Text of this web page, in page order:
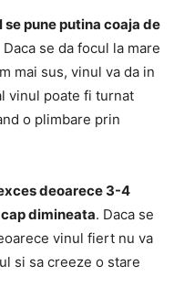
pune putina coaja de
Daca se da focul la mare
mai sus, vinul va da in
vinul poate fi turnat
o plimbare prin
deoarece 3-4
dimineata. Daca se
vinul fiert nu va
si sa creeze o stare